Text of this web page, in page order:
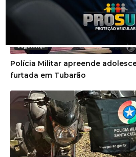
Segurança
Polícia Militar apreende
furtada em Tubarão